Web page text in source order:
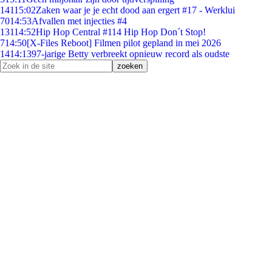
14115:02Zaken waar je je echt dood aan ergert #17 - Werklui
7014:53Afvallen met injecties #4
13114:52Hip Hop Central #114 Hip Hop Don´t Stop!
714:50[X-Files Reboot] Filmen pilot gepland in mei 2026
1414:1397-jarige Betty verbreekt opnieuw record als oudste